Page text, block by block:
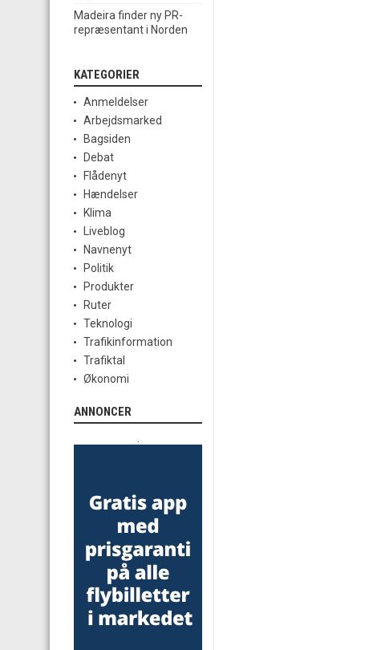
Madeira finder ny PR-
repræsentant i Norden
KATEGORIER
Anmeldelser
Arbejdsmarked
Bagsiden
Debat
Flådenyt
Hændelser
Klima
Liveblog
Navnenyt
Politik
Produkter
Ruter
Teknologi
Trafikinformation
Trafiktal
Økonomi
ANNONCER